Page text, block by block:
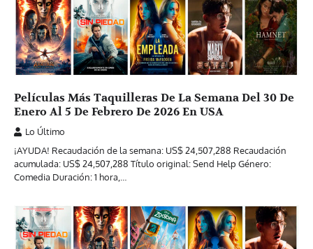
Películas Más Taquilleras De La Semana Del 30 De
Enero Al 5 De Febrero De 2026 En USA
Lo Último
¡AYUDA! Recaudación de la semana: US$ 24,507,288 Recaudación
acumulada: US$ 24,507,288 Título original: Send Help Género:
Comedia Duración: 1 hora,…